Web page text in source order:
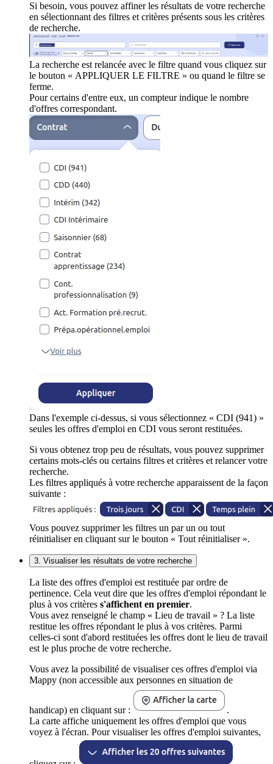
Si besoin, vous pouvez affiner les résultats de votre recherche
en sélectionnant des filtres et critères présents sous les critères
de recherche.
La recherche est relancée avec le filtre quand vous cliquez sur
le bouton « APPLIQUER LE FILTRE » ou quand le filtre se
ferme.
Pour certains d'entre eux, un compteur indique le nombre
d'offres correspondant.
Dans l'exemple ci-dessus, si vous sélectionnez « CDI (941) »
seules les offres d'emploi en CDI vous seront restituées.
Si vous obtenez trop peu de résultats, vous pouvez supprimer
certains mots-clés ou certains filtres et critères et relancer votre
recherche.
Les filtres appliqués à votre recherche apparaissent de la façon
suivante :
Vous pouvez supprimer les filtres un par un ou tout
réinitialiser en cliquant sur le bouton « Tout réinitialiser ».
3. Visualiser les résultats de votre recherche
La liste des offres d'emploi est restituée par ordre de
pertinence. Cela veut dire que les offres d'emploi répondant le
plus à vos critères s'affichent en premier.
Vous avez renseigné le champ « Lieu de travail » ? La liste
restitue les offres répondant le plus à vos critères. Parmi
celles-ci sont d'abord restituées les offres dont le lieu de travail
est le plus proche de votre recherche.
Vous avez la possibilité de visualiser ces offres d'emploi via
Mappy (non accessible aux personnes en situation de
handicap) en cliquant sur :
.
La carte affiche uniquement les offres d'emploi que vous
voyez à l'écran. Pour visualiser les offres d'emploi suivantes,